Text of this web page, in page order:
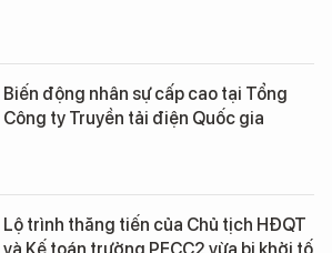
Biến động nhân sự cấp cao tại Tổng
Công ty Truyền tải điện Quốc gia
Lộ trình thăng tiến của Chủ tịch HĐQT